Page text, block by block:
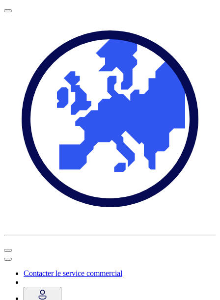
Contacter le service commercial